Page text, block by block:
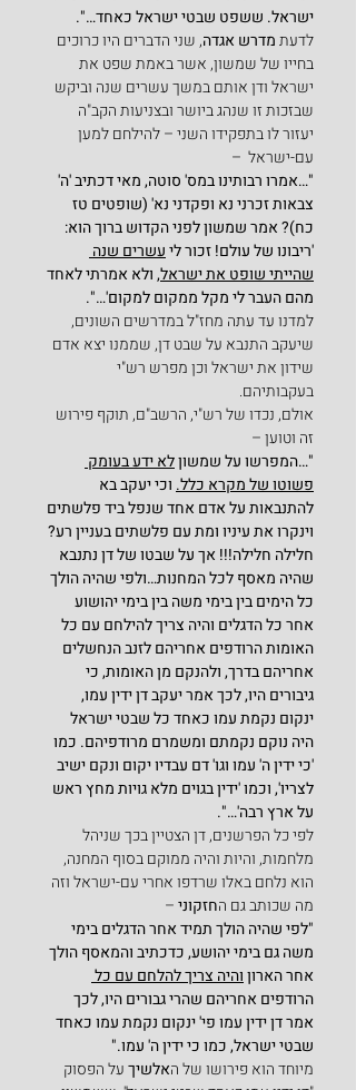
ישראל. ששפט שבטי ישראל כאחד…".
לדעת מדרש אגדה, שני הדברים היו כרוכים
בחייו של שמשון, אשר באמת שפט את
ישראל ודן אותם במשך עשרים שנה וביקש
שבזכות זו שנהג ביושר ובצניעות הקב"ה
יעזור לו בתפקידו השני – להילחם למען
עם-ישראל  –
"…אמרו רבותינו במס' סוטה, מאי דכתיב 'ה'
צבאות זכרני נא ופקדני נא' (שופטים טז
כח)? אמר שמשון לפני הקדוש ברוך הוא:
'ריבונו של עולם! זכור לי עשרים שנה
שהייתי שופט את ישראל, ולא אמרתי לאחד
מהם העבר לי מקל ממקום למקום'…".
למדנו עד עתה מחז"ל במדרשים השונים,
שיעקב התנבא על שבט דן, שממנו יצא אדם
שידון את ישראל וכן מפרש רש"י
בעקבותיהם.
אולם, נכדו של רש"י, הרשב"ם, תוקף פירוש
זה וטוען –
"…המפרשו על שמשון לא ידע בעומק
פשוטו של מקרא כלל. וכי יעקב בא
להתנבאות על אדם אחד שנפל ביד פלשתים
וינקרו את עיניו ומת עם פלשתים בעניין רע?
חלילה חלילה!!! אך על שבטו של דן נתנבא
שהיה מאסף לכל המחנות…ולפי שהיה הולך
כל הימים בין בימי משה בין בימי יהושוע
אחר כל הדגלים והיה צריך להילחם עם כל
האומות הרודפים אחריהם לזנב הנחשלים
אחריהם בדרך, ולהנקם מן האומות, כי
גיבורים היו, לכך אמר יעקב דן ידין עמו,
ינקום נקמת עמו כאחד כל שבטי ישראל
היה נוקם נקמתם ומשמרם מרודפיהם. כמו
'כי ידין ה' עמו וגו' דם עבדיו יקום ונקם ישיב
לצריו', וכמו 'ידין בגוים מלא גויות מחץ ראש
על ארץ רבה'…".
לפי כל הפרשנים, דן הצטיין בכך שניהל
מלחמות, והיות והיה ממוקם בסוף המחנה,
הוא נלחם באלו שרדפו אחרי עם-ישראל וזה
מה שכותב גם החזקוני –
"לפי שהיה הולך תמיד אחר הדגלים בימי
משה גם בימי יהושע, כדכתיב והמאסף הולך
אחר הארון והיה צריך להלחם עם כל
הרודפים אחריהם שהרי גבורים היו, לכך
אמר דן ידין עמו פי' ינקום נקמת עמו כאחד
שבטי ישראל, כמו כי ידין ה' עמו."
מיוחד הוא פירושו של האלשיך על הפסוק